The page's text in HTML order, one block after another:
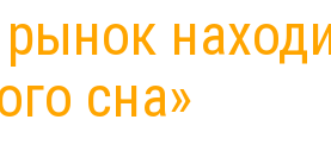
сна»